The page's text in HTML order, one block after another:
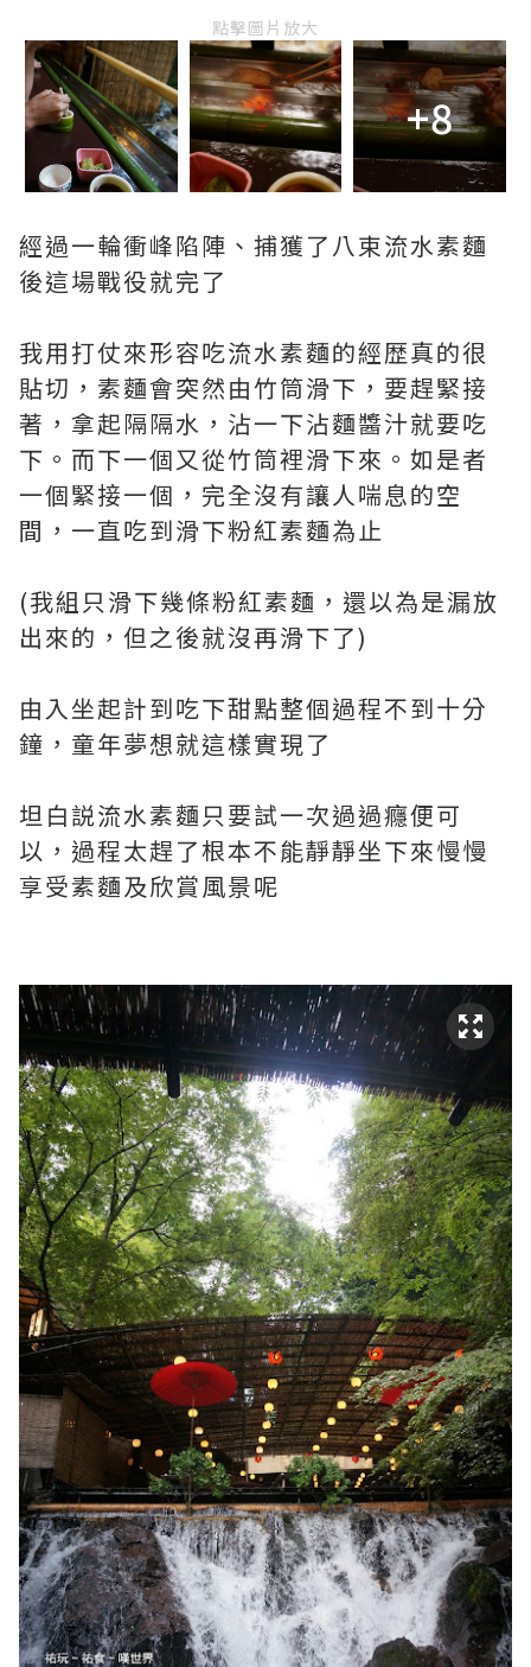
點擊圖片放大
+8
經過一輪衝峰陷陣、捕獲了八束流水素麵
後這場戰役就完了
我用打仗來形容吃流水素麵的經歴真的很
貼切，素麵會突然由竹筒滑下，要趕緊接
著，拿起隔隔水，沾一下沾麵醬汁就要吃
下。而下一個又從竹筒裡滑下來。如是者
一個緊接一個，完全沒有讓人喘息的空
間，一直吃到滑下粉紅素麵為止
(我組只滑下幾條粉紅素麵，還以為是漏放
出來的，但之後就沒再滑下了)
由入坐起計到吃下甜點整個過程不到十分
鐘，童年夢想就這樣實現了
坦白説流水素麵只要試一次過過癮便可
以，過程太趕了根本不能靜靜坐下來慢慢
享受素麵及欣賞風景呢